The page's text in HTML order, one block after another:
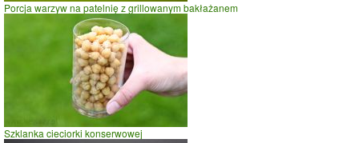
Porcja warzyw na patelnię z grillowanym bakłażanem
Szklanka cieciorki konserwowej